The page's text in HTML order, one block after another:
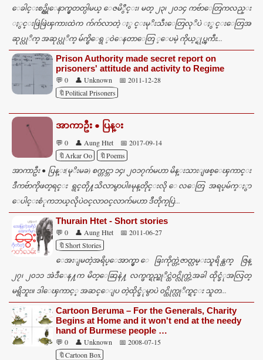
ေခါင္းစဥ္ကိုေနာက္မွတတ္ပါမယ္ ေဇမိွဳင္း၊ မတ္ ၂၃၊ ၂၀၁၄ ကဗ်ာေတြကလည္း
ႏွင္းဖြဲဖြဲၾကားထဲက က်က်လာတဲ့ ႏွင္းမုိးသီးေတြလုိပဲ ႏွင္းေတြအ
ဆုပ္လုိက္ အဆုပ္လုိက္ မ်က္စိေရွ ့၀ဲေနတာေတြ ့ေပမဲ့ ကိုယ့္ရုပ္ၾကီး...
Prison Authority made secret report on
prisoners' attitude and activity to Regime
💬 0 👤 Unknown
📅 2011-12-28
🔖Political Prisoners
အာကာဦး ● ပြန္​း
💬 0 👤 Aung Htet
📅 2017-09-14
🔖Arkar Oo
🔖Poems
အာကာဦး ● ပြန္​း(မုိးမခ) စက္တင္ဘာ ၁၄၊ ၂၀၁၇က်မဟာ မိန္​းသားျဖစ္​​ေၾကာင္​း
ဒီကဗ်ာကိုဖတ္​ရင္​း ရွင္​တို႔သိလာမွာပါ။မုန္​တိုင္​းလို​ ေလ​ေတြ အရပ္​မ်က္​ႏွာ​
ေပါင္​းစံုကဘယ္​လိုပဲဝင္​လာဝင္​လာက်မဟာ ဒီတိုက္​ပြဲ...
Thurain Htet - Short stories
💬 0 👤 Aung Htet
📅 2011-06-27
🔖Short Stories
ေအးျမတဲ့အရိပ္ေအာက္မွာ ေခြးကိုက္တဲ့ဇာတ္လမ္းသူရိန္ထက္ ဇြန္
၂၇၊ ၂၀၁၁ အဲဒီေန႔က မိတ္ေဆြနဲ႔ လက္ဖက္ရည္ဆုိင္ထဲ၀င္လိုက္တဲ့အခါ ထိုင္ခံုအလြတ္
မရွိဘူး။ ဒါေၾကာင့္ အဆင္ေျပ တဲ့ထိုင္ခံုမွာပဲ ၀င္ထိုက္လုိက္ရင္း သူတ...
Cartoon Beruma – For the Generals, Charity
Begins at Home and it won't end at the needy
hand of Burmese people …
💬 0 👤 Unknown
📅 2008-07-15
🔖Cartoon Box